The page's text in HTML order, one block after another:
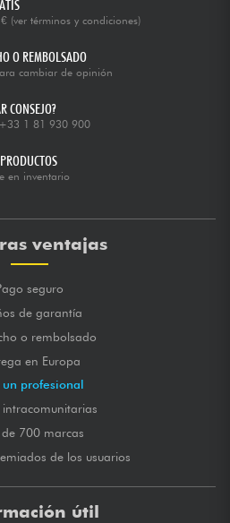
(ver términos y condiciones)
O REMBOLSADO
cambiar de opinión
CONSEJO?
+33 1 81 930 900
en inventario
ventajas
seguro
de garantía
o rembolsado
en Europa
un profesional
intracomunitarias
700 marcas
de los usuarios
útil